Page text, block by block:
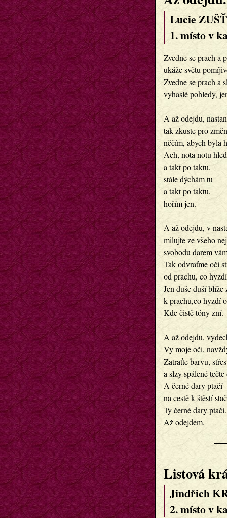
Lucie
1. místo v
Zvedne se prach a
ukáže světu
Zvedne se prach a
vyhaslé pohledy,
A až odejdu,
tak zkuste pro
něčím, abych byla
Ach, nota notu
a takt po taktu,
stále dýchám tu
a takt po taktu,
hořím jen.
A až odejdu, v
milujte ze všeho
svobodu darem
Tak odvraťme oči
od prachu, co
Jen duše duší blíže
k prachu,co hyzdí
Kde čistě tóny zní.
A až odejdu,
Vy moje oči,
Zatraťte barvu,
a slzy spálené tečte
A černé dary ptačí
na cestě k štěstí
Ty černé dary
Listová
Jindřich
2. místo v